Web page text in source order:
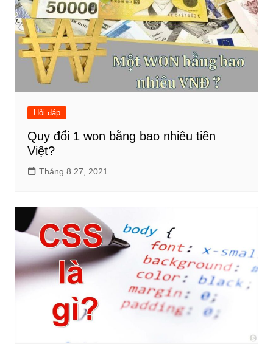
Hỏi đáp
Quy đổi 1 won bằng bao nhiêu tiền
Việt?
Tháng 8 27, 2021